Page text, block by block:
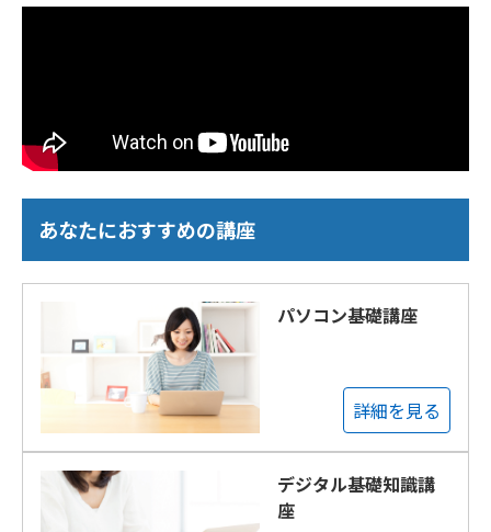
あなたにおすすめの講座
パソコン基礎講座
詳細を見る
デジタル基礎知識講
座